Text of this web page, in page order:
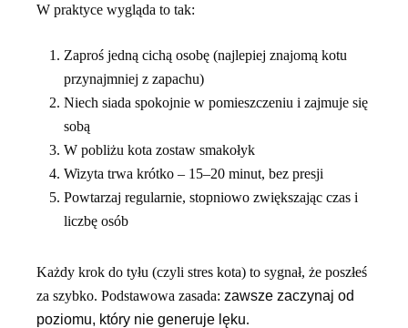
W praktyce wygląda to tak:
Zaproś jedną cichą osobę (najlepiej znajomą kotu
przynajmniej z zapachu)
Niech siada spokojnie w pomieszczeniu i zajmuje się
sobą
W pobliżu kota zostaw smakołyk
Wizyta trwa krótko – 15–20 minut, bez presji
Powtarzaj regularnie, stopniowo zwiększając czas i
liczbę osób
Każdy krok do tyłu (czyli stres kota) to sygnał, że poszłeś
za szybko. Podstawowa zasada:zawsze zaczynaj od
poziomu, który nie generuje lęku.